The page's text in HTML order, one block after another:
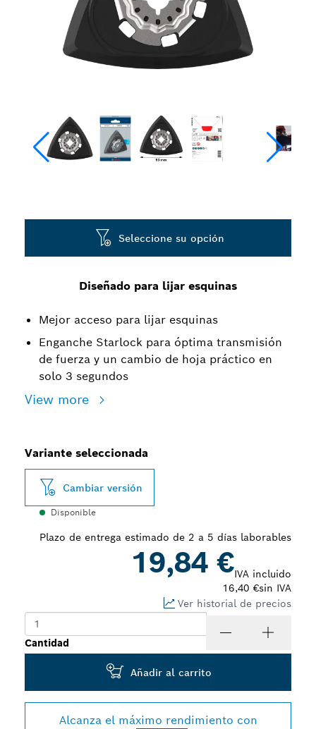
Diseñado para lijar esquinas
Mejor acceso para lijar esquinas
Enganche Starlock para óptima transmisión
de fuerza y un cambio de hoja práctico en
solo 3 segundos
View more
Seleccione su opción
Variante seleccionada
Cambiar versión
Disponible
Plazo de entrega estimado de 2 a 5 días laborables
19,84 €IVA incluido
16,40 €sin IVA
Ver historial de precios
Cantidad
Añadir al carrito
Alcanza el máximo rendimiento con